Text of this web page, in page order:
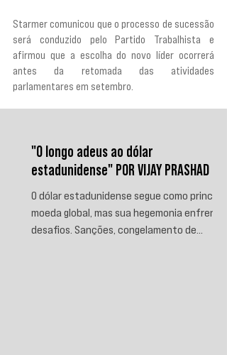
Starmer comunicou que o processo de sucessão
será conduzido pelo Partido Trabalhista e
afirmou que a escolha do novo líder ocorrerá
antes da retomada das atividades
parlamentares em setembro.
"O longo adeus ao dólar
estadunidense" POR VIJAY PRASHAD
O dólar estadunidense segue como principal
moeda global, mas sua hegemonia enfrenta
desafios. Sanções, congelamento de